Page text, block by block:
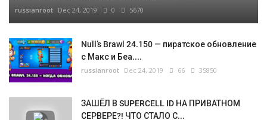
russianroot Dec 24, 2019 0 5670
Null’s Brawl 24.150 — пиратское обновление
с Макс и Беа....
russianroot Dec 24, 2019 66 35850
ЗАШЁЛ В SUPERCELL ID НА ПРИВАТНОМ
СЕРВЕРЕ?! ЧТО СТАЛО С...